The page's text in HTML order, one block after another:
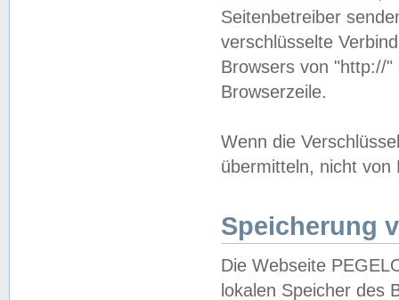
Seitenbetreiber
verschlüsselte
Browsers von "http://
Browserzeile.
Wenn die
übermitteln, nicht von
Speicherung
Die Webseite
lokalen Speicher des